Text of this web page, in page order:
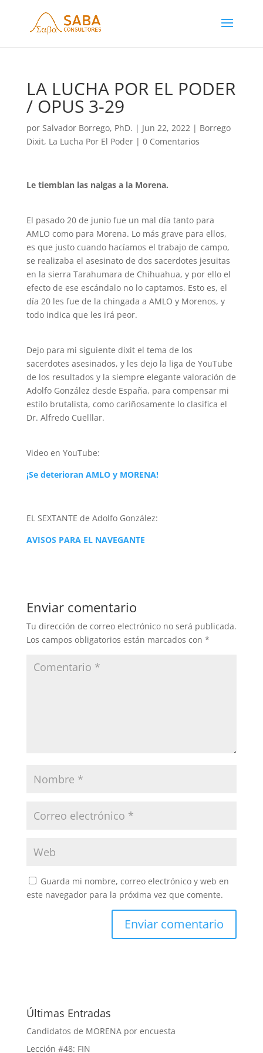
LA LUCHA POR EL PODER
/ OPUS 3-29
por Salvador Borrego, PhD. | Jun 22, 2022| Borrego
Dixit, La Lucha Por El Poder| 0 Comentarios
Le tiemblan las nalgas a la Morena.
El pasado 20 de junio fue un mal día tanto para
AMLO como para Morena. Lo más grave para ellos,
es que justo cuando hacíamos el trabajo de campo,
se realizaba el asesinato de dos sacerdotes jesuitas
en la sierra Tarahumara de Chihuahua, y por ello el
efecto de ese escándalo no lo captamos. Esto es, el
día 20 les fue de la chingada a AMLO y Morenos, y
todo indica que les irá peor.
Dejo para mi siguiente dixit el tema de los
sacerdotes asesinados, y les dejo la liga de YouTube
de los resultados y la siempre elegante valoración de
Adolfo González desde España, para compensar mi
estilo brutalista, como cariñosamente lo clasifica el
Dr. Alfredo Cuelllar.
Video en YouTube:
¡Se deterioran AMLO y MORENA!
EL SEXTANTE de Adolfo González:
AVISOS PARA EL NAVEGANTE
Enviar comentario
Tu dirección de correo electrónico no será publicada.
Los campos obligatorios están marcados con *
Guarda mi nombre, correo electrónico y web en
este navegador para la próxima vez que comente.
Últimas Entradas
Candidatos de MORENA por encuesta
Lección #48: FIN